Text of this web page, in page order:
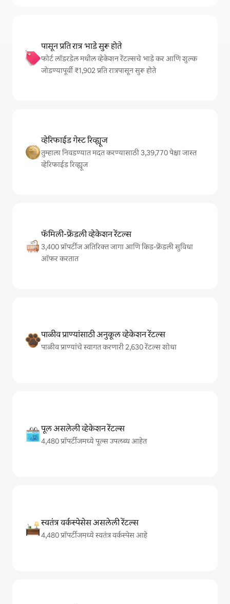
पासून प्रति रात्र भाडे सुरू होते
फोर्ट लॉडरडेल मधील व्हेकेशन रेंटल्सचे भाडे कर आणि शुल्क
जोडण्यापूर्वी ₹1,902 प्रति रात्रपासून सुरू होते
व्हेरिफाईड गेस्ट रिव्ह्यूज
तुम्हाला निवडण्यात मदत करण्यासाठी 3,39,770 पेक्षा जास्त
व्हेरिफाईड रिव्ह्यूज
फॅमिली-फ्रेंडली व्हेकेशन रेंटल्स
3,400 प्रॉपर्टीज अतिरिक्त जागा आणि किड-फ्रेंडली सुविधा
ऑफर करतात
पाळीव प्राण्यांसाठी अनुकूल व्हेकेशन रेंटल्स
पाळीव प्राण्यांचे स्वागत करणारी 2,630 रेंटल्स शोधा
पूल असलेली व्हेकेशन रेंटल्स
4,480 प्रॉपर्टीजमध्ये पूल्स उपलब्ध आहेत
स्वतंत्र वर्कस्पेसेस असलेली रेंटल्स
4,480 प्रॉपर्टीजमध्ये स्वतंत्र वर्कस्पेस आहे